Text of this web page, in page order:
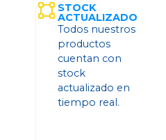
STOCK
ACTUALIZADO
Todos nuestros
productos
cuentan con
stock
actualizado en
tiempo real.